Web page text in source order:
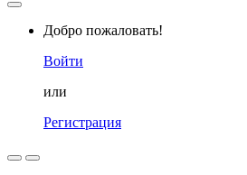
Добро пожаловать!
Войти
или
Регистрация